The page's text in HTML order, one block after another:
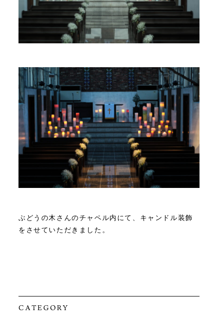
ぶどうの木さんのチャペル内にて、キャンドル装飾
をさせていただきました。
CATEGORY